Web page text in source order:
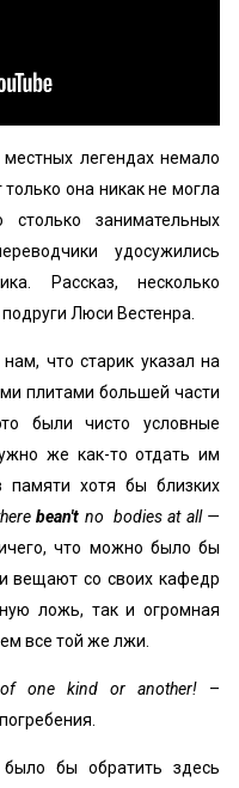
легендах немало
только она никак не могла
занимательных
удосужились
Рассказ, несколько
Люси Вестенра.
что старик указал на
плитами большей части
были чисто условные
же как-то отдать им
памяти хотя бы близких
bean't no bodies at all —
что можно было бы
вещают со своих кафедр
ложь, так и огромная
все той же лжи.
one kind or another! –
бы обратить здесь